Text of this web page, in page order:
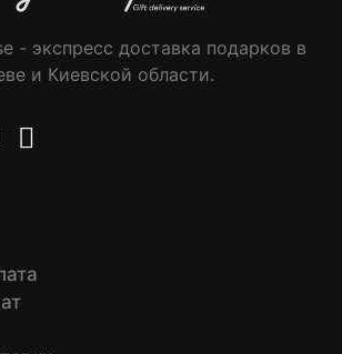
- экспресс доставка подарков в
и Киевской области.